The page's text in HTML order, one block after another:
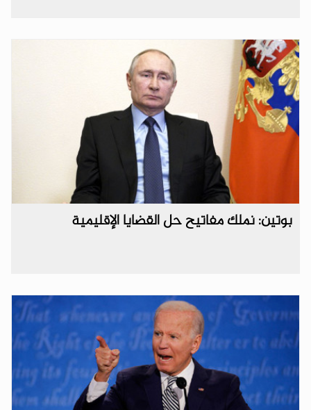
بوتين: نملك مفاتيح حل القضايا الإقليمية